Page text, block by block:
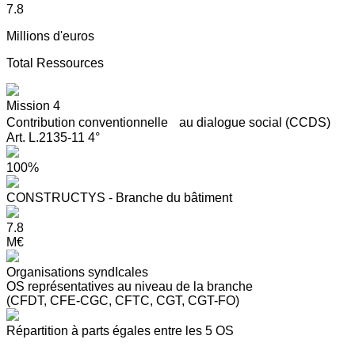
7.8
Millions d'euros
Total Ressources
Mission 4
Contribution conventionnelle au dialogue social (CCDS)
Art. L.2135-11 4°
100%
CONSTRUCTYS - Branche du bâtiment
7.8
M€
Organisations syndIcales
OS représentatives au niveau de la branche
(CFDT, CFE-CGC, CFTC, CGT, CGT-FO)
Répartition à parts égales entre les 5 OS